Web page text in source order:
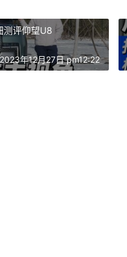
测评仰望U8
2023年12月27日 pm12:22